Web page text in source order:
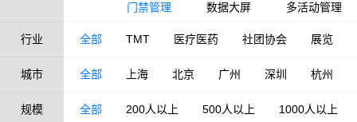
门禁管理
数据大屏 多活动管理
行业 全部 TMT 医疗医药 社团协会 展览
城市 全部 上海 北京 广州 深圳 杭州
规模 全部 200人以上 500人以上 1000人以上